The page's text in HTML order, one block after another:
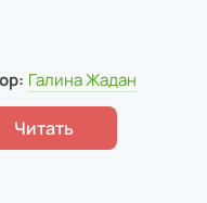
Галина Жадан
Читать